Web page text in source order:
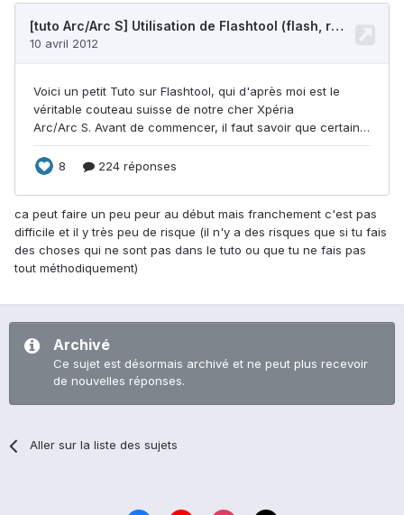
ca peut faire un peu peur au début mais franchement c'est pas
difficile et il y très peu de risque (il n'y a des risques que si tu fais
des choses qui ne sont pas dans le tuto ou que tu ne fais pas
tout méthodiquement)
Archivé
Ce sujet est désormais archivé et ne peut plus recevoir
de nouvelles réponses.
Aller sur la liste des sujets